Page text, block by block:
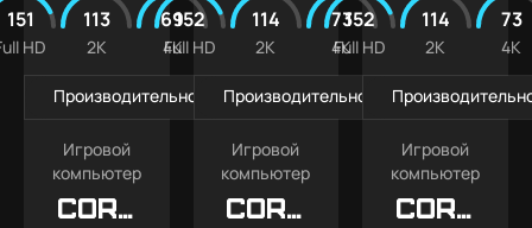
151
HD
113
2K
69
4K
Производительность в играх
Игровой
компьютер
Core
152
Full HD
114
2K
73
4K
Производительность в играх
Игровой
компьютер
Core
152
Full HD
114
2K
73
4K
Игровой
компьютер
Core